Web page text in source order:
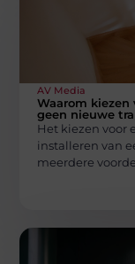
AV Media
Waarom kiezen
geen nieuwe
Het kiezen voor
installeren van
meerdere